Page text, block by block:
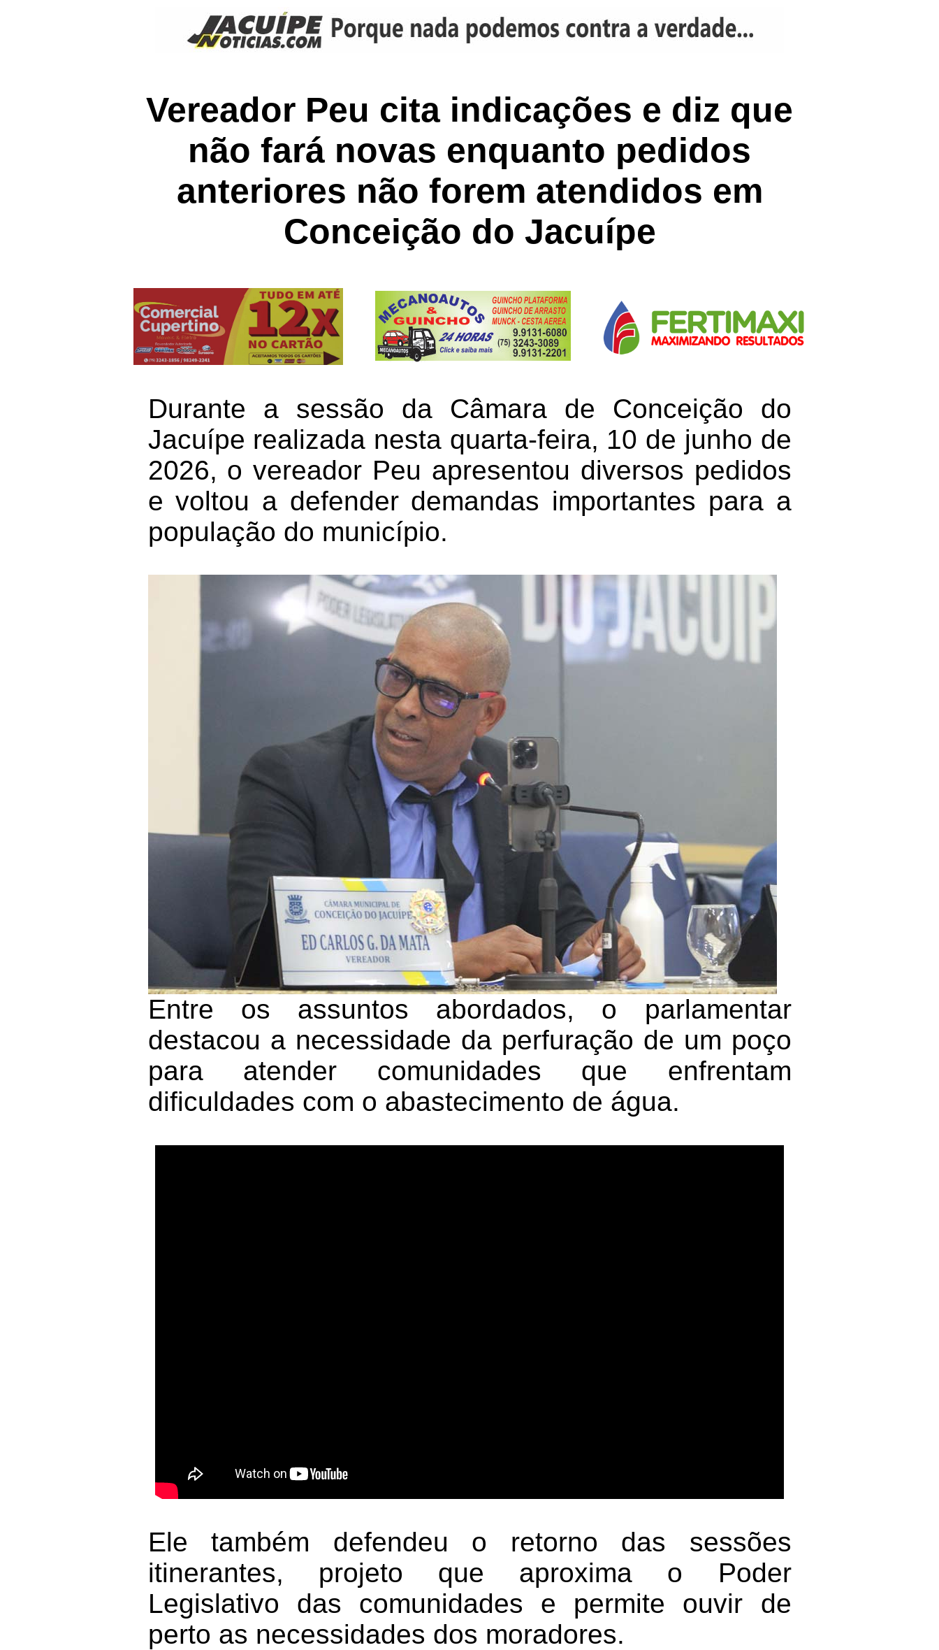
Vereador Peu cita indicações e diz que
não fará novas enquanto pedidos
anteriores não forem atendidos em
Conceição do Jacuípe
Durante a sessão da Câmara de Conceição do
Jacuípe realizada nesta quarta-feira, 10 de junho de
2026, o vereador Peu apresentou diversos pedidos
e voltou a defender demandas importantes para a
população do município.
Entre os assuntos abordados, o parlamentar
destacou a necessidade da perfuração de um poço
para atender comunidades que enfrentam
dificuldades com o abastecimento de água.
Ele também defendeu o retorno das sessões
itinerantes, projeto que aproxima o Poder
Legislativo das comunidades e permite ouvir de
perto as necessidades dos moradores.